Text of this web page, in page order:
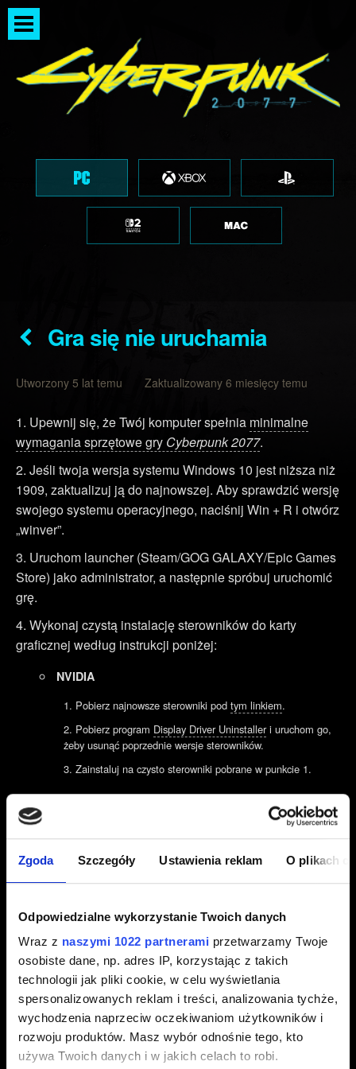
Zgoda Szczegóły Ustawienia reklam O plikach
Odpowiedzialne wykorzystanie Twoich danych
Wraz z naszymi 1022 partnerami przetwarzamy Twoje
osobiste dane, np. adres IP, korzystając z takich
technologii jak pliki cookie, w celu wyświetlania
spersonalizowanych reklam i treści, analizowania tychże,
wychodzenia naprzeciw oczekiwaniom użytkowników i
rozwoju produktów. Masz wybór odnośnie tego, kto
używa Twoich danych i w jakich celach to robi.
Gra się nie uruchamia
Utworzony 5 lat temu Zaktualizowany 6 miesięcy temu
Upewnij się, że Twój komputer spełnia minimalne
wymagania sprzętowe gry Cyberpunk 2077.
Jeśli twoja wersja systemu Windows 10 jest niższa niż
1909, zaktualizuj ją do najnowszej. Aby sprawdzić wersję
swojego systemu operacyjnego, naciśnij Win + R i otwórz
„winver”.
Uruchom launcher (Steam/GOG GALAXY/Epic Games
Store) jako administrator, a następnie spróbuj uruchomić
grę.
Wykonaj czystą instalację sterowników do karty
graficznej według instrukcji poniżej:
NVIDIA
Pobierz najnowsze sterowniki pod tym linkiem.
Pobierz program Display Driver Uninstalleri uruchom go,
żeby usunąć poprzednie wersje sterowników.
Zainstaluj na czysto sterowniki pobrane w punkcie 1.
AMD
Odinstaluj sterowniki graficzne za pomocą programu AMD
Cleanup Utility.
Pobierz i zainstaluj na czysto najnowsze sterownikistąd.
Pobierz najnowsze sterowniki podtym linkiem.
Pobierz programDisplay Driver Uninstalleri uruchom go,
żeby usunąć poprzednie wersje sterowników.
Zainstaluj na czysto sterowniki pobrane w punkcie 1.
UWAGA:Jeśli napotkane problemy zaczęły
występować tuż po aktualizacji sterowników to zainstaluj
wcześniejszą wersję i zgłoś ten problem do nas.